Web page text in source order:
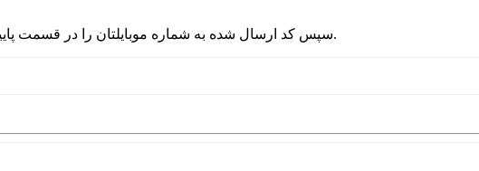
2 - سپس کد ارسال شده به شماره موبایلتان را در قسمت پایین نوشته و دکمه ورود را انتخاب کنید.